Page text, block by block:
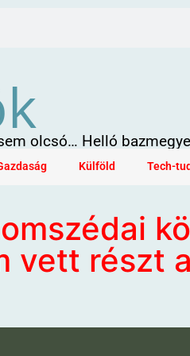
olcsó… Helló bazmegye
Külföld Tech-
vett részt